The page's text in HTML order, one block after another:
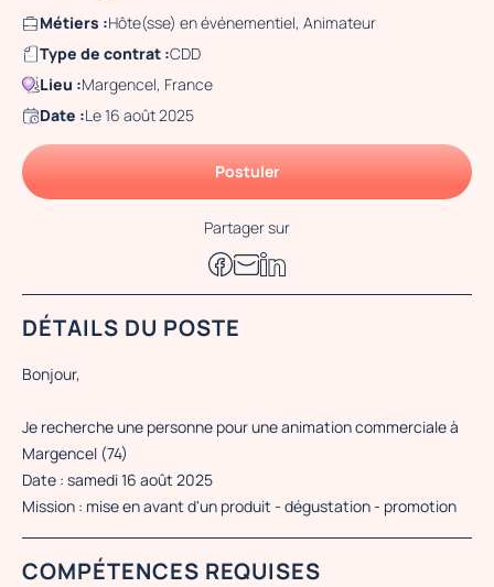
Métiers :Hôte(sse) en événementiel, Animateur
Type de contrat :CDD
Lieu :Margencel, France
Date :Le 16 août 2025
Postuler
Partager sur
DÉTAILS DU POSTE
Bonjour,
Je recherche une personne pour une animation commerciale à
Margencel (74)
Date : samedi 16 août 2025
Mission : mise en avant d'un produit - dégustation - promotion
COMPÉTENCES REQUISES